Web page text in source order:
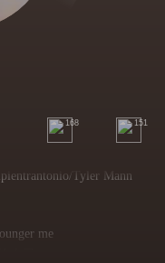
168 151
Tyler Mann
me